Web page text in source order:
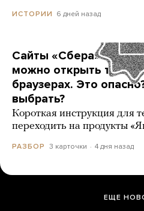
ИСТОРИИ 6 дней назад
Сайты «Сбера» и
можно открыть
браузерах. Это
выбрать?
Короткая инструкция для
переходить на продукты
РАЗБОР 3 карточки 4 дня назад
ЕЩЕ